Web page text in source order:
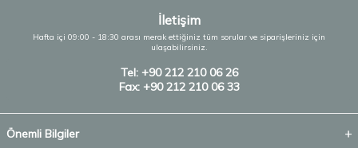
İletişim
Hafta içi 09:00 - 18:30 arası merak ettiğiniz tüm sorular ve siparişleriniz için
ulaşabilirsiniz.
Tel: +90 212 210 06 26
Fax: +90 212 210 06 33
Önemli Bilgiler